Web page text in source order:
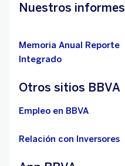
Nuestros informes
Memoria Anual Reporte
Integrado
Otros sitios BBVA
Empleo en BBVA
Relación con Inversores